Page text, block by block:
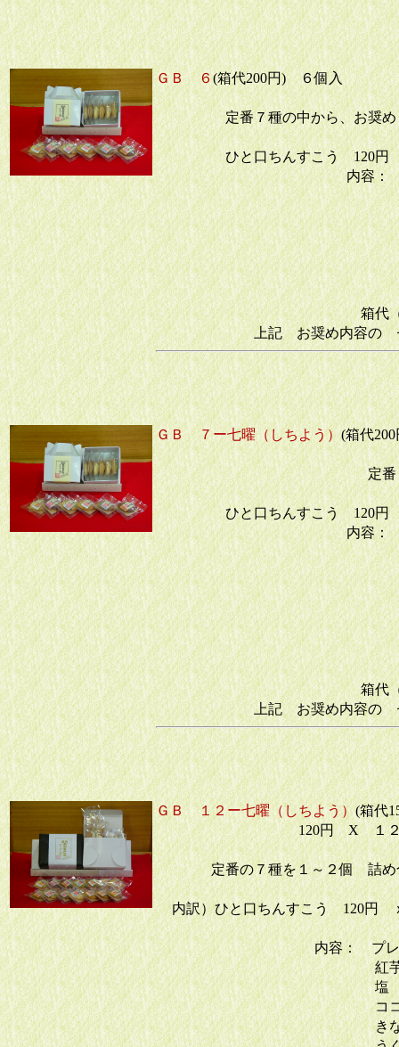
合
ＧＢ ６(箱代200円) ６個入
定番７種の中から、お奨
ひと口ちんすこう 120
内容
紅
塩
コ
き
うぐ
箱代（手提の
上記 お奨め内容
合
ＧＢ ７ー七曜（しちよう）(箱代
定
ひと口ちんすこう 120
内容
紅
塩
コ
き
うぐ
八丁
箱代（手提の
上記 お奨め内容
合
ＧＢ １２ー七曜（しちよう）(箱代
120円 X １２
定番の７種を１～２個 詰め
内訳）ひと口ちんすこう 120円
内容：
紅
塩
ココ
きな